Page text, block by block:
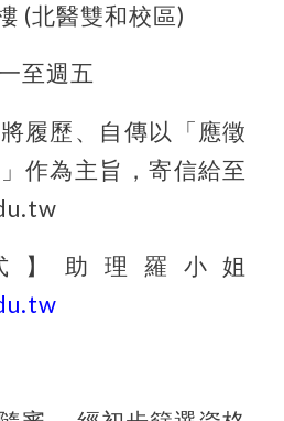
(北醫雙和校區)
至週五
履歷、自傳以「應徵
作為主旨，寄信給至
】助理羅小姐